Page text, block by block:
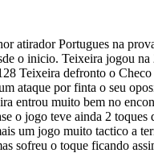
atirador Portugues na
o inicio. Teixeira jogou na
Teixeira defronto o
ataque por finta o seu
entrou muito bem no
o jogo teve ainda 2
um jogo muito tactico a
sofreu o toque ficando